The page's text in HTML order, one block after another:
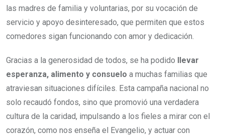
las madres de familia y voluntarias, por su vocación de
servicio y apoyo desinteresado, que permiten que estos
comedores sigan funcionando con amor y dedicación.
Gracias a la generosidad de todos, se ha podido
llevar
esperanza, alimento y consuelo a muchas familias que
atraviesan situaciones difíciles. Esta campaña nacional no
solo recaudó fondos, sino que promovió una verdadera
cultura de la caridad, impulsando a los fieles a mirar con el
corazón, como nos enseña el Evangelio, y actuar con